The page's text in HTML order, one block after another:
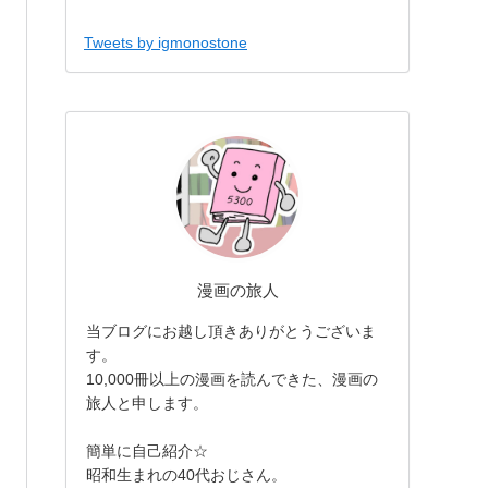
Tweets by igmonostone
漫画の旅人
当ブログにお越し頂きありがとうございま
す。
10,000冊以上の漫画を読んできた、漫画の
旅人と申します。
簡単に自己紹介☆
昭和生まれの40代おじさん。